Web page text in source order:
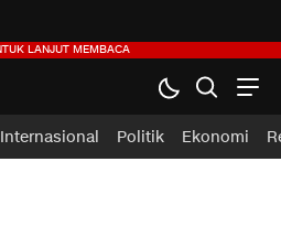
Internasional Politik Ekonomi